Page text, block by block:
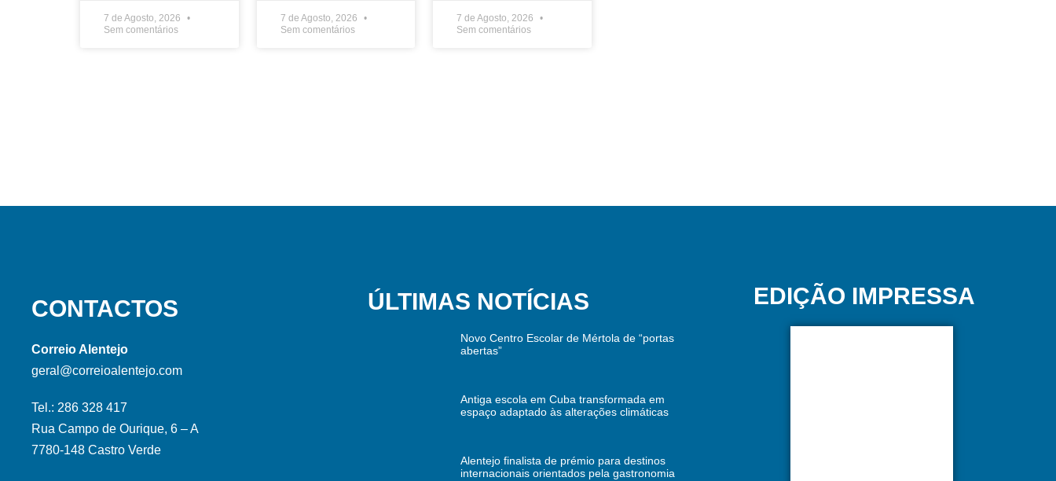
7 de Agosto, 2026
Sem comentários
7 de Agosto, 2026
Sem comentários
7 de Agosto, 2026
Sem comentários
CONTACTOS
Correio Alentejo
geral@correioalentejo.com
Tel.: 286 328 417
Rua Campo de Ourique, 6 – A
7780-148 Castro Verde
ÚLTIMAS NOTÍCIAS
Novo Centro Escolar de Mértola de “portas
abertas”
Antiga escola em Cuba transformada em
espaço adaptado às alterações climáticas
Alentejo finalista de prémio para destinos
internacionais orientados pela gastronomia
EDIÇÃO IMPRESSA